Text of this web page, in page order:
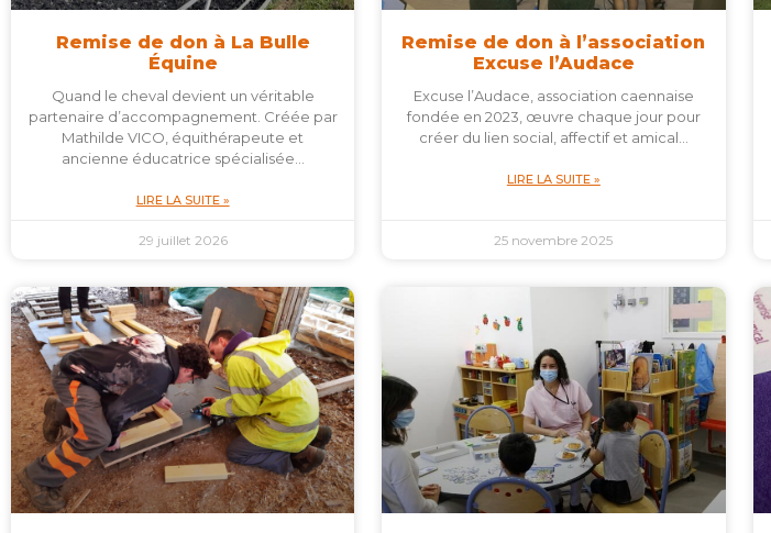
Remise de don à La Bulle
Équine
Quand le cheval devient un véritable
partenaire d’accompagnement. Créée par
Mathilde VICO, équithérapeute et
ancienne éducatrice spécialisée…
LIRE LA SUITE »
29 juillet 2026
Remise de don à l’association
Excuse l’Audace
Excuse l’Audace, association caennaise
fondée en 2023, œuvre chaque jour pour
créer du lien social, affectif et amical…
LIRE LA SUITE »
25 novembre 2025